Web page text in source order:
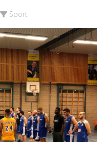
Sport